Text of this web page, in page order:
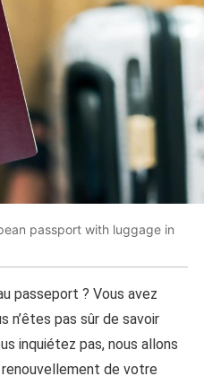
passport with luggage in
passeport ? Vous avez
n’êtes pas sûr de savoir
inquiétez pas, nous allons
de votre